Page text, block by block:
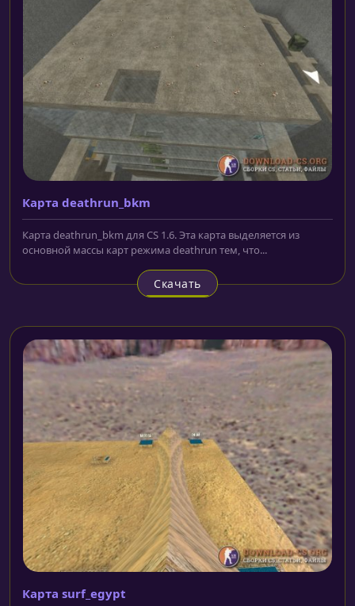
Карта deathrun_bkm
Карта deathrun_bkm для CS 1.6. Эта карта выделяется из
основной массы карт режима deathrun тем, что...
Скачать
Карта surf_egypt